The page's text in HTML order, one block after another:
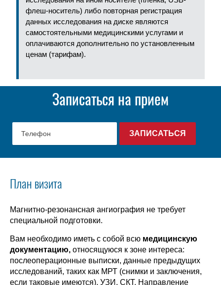
флеш-носитель) либо повторная регистрация
данных исследования на диске являются
самостоятельными медицинскими услугами и
оплачиваются дополнительно по установленным
ценам (тарифам).
Записаться на прием
План визита
Магнитно-резонансная ангиография не требует
специальной подготовки.
Вам необходимо иметь с собой всю медицинскую
документацию, относящуюся к зоне интереса:
послеоперационные выписки, данные предыдущих
исследований, таких как МРТ (снимки и заключения,
если таковые имеются), УЗИ, СКТ. Направление